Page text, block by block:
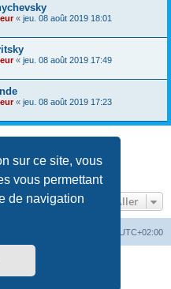
sur ce site, vous
vous permettant
de navigation
« jeu. 08 août 2019 18:01
« jeu. 08 août 2019 17:49
« jeu. 08 août 2019 17:23
Aller
UTC+02:00
Software © phpBB Limited
©